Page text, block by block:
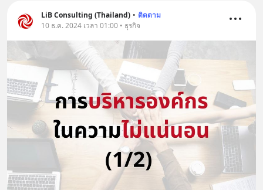
LiB Consulting (Thailand) • ติดตาม
10 ธ.ค. 2024 เวลา 01:00 • ธุรกิจ